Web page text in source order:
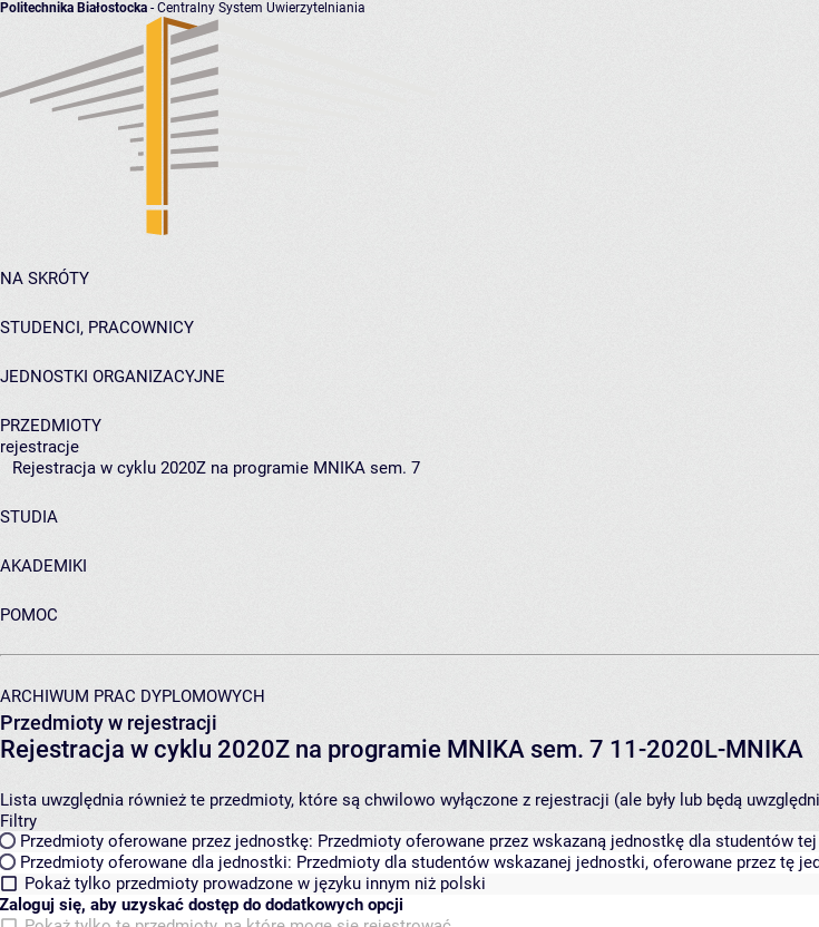
Politechnika Białostocka - Centralny System Uwierzytelniania
NA SKRÓTY
STUDENCI, PRACOWNICY
JEDNOSTKI ORGANIZACYJNE
PRZEDMIOTY
rejestracje
Rejestracja w cyklu 2020Z na programie MNIKA sem. 7
STUDIA
AKADEMIKI
POMOC
ARCHIWUM PRAC DYPLOMOWYCH
Przedmioty w rejestracji
Rejestracja w cyklu 2020Z na programie MNIKA sem. 7 11-2020L-MNIKA
Lista uwzględnia również te przedmioty, które są chwilowo wyłączone z rejestracji (ale były lub będą
Filtry
Przedmioty oferowane przez jednostkę: Przedmioty oferowane przez wskazaną jednostkę dla studentów
Przedmioty oferowane dla jednostki: Przedmioty dla studentów wskazanej jednostki, oferowane przez tę
Pokaż tylko przedmioty prowadzone w języku innym niż polski
Zaloguj się, aby uzyskać dostęp do dodatkowych opcji